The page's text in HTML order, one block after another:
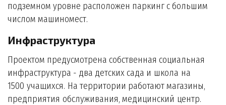
подземном уровне расположен паркинг с большим
числом машиномест.
Инфраструктура
Проектом предусмотрена собственная социальная
инфраструктура - два детских сада и школа на
1500 учащихся. На территории работают магазины,
предприятия обслуживания, медицинский центр.